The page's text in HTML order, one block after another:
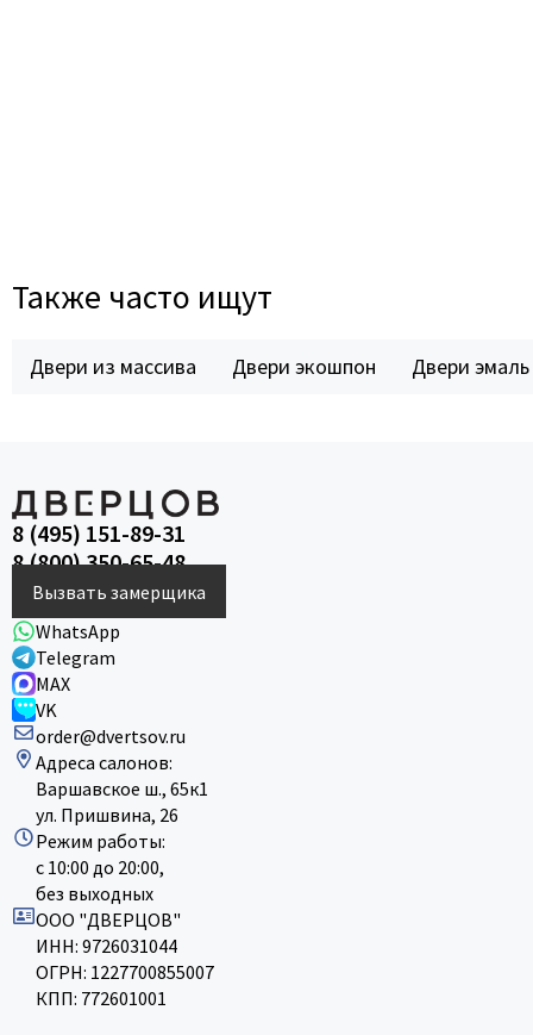
Также часто ищут
Двери из массива Двери экошпон Двери эмаль
8 (495) 151-89-31
8 (800) 350-65-48
Вызвать замерщика
WhatsApp
Telegram
MAX
VK
order@dvertsov.ru
Адреса салонов:
Варшавское ш., 65к1
ул. Пришвина, 26
Режим работы:
с 10:00 до 20:00,
без выходных
ООО "ДВЕРЦОВ"
ИНН: 9726031044
ОГРН: 1227700855007
КПП: 772601001